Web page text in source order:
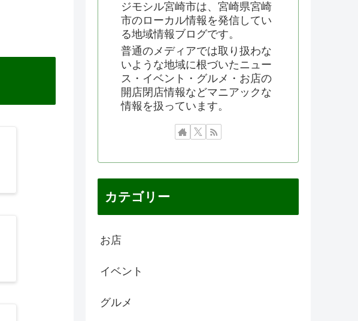
ジモシル宮崎市は、宮崎県宮崎
市のローカル情報を発信してい
る地域情報ブログです。
普通のメディアでは取り扱わな
いような地域に根づいたニュー
ス・イベント・グルメ・お店の
開店閉店情報などマニアックな
情報を扱っています。
カテゴリー
お店
イベント
グルメ